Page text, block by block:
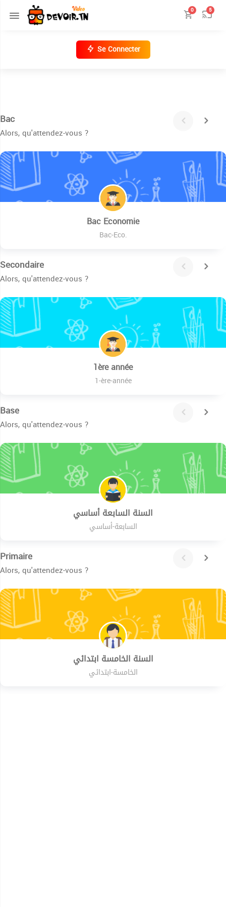
0 5
Se Connecter
Bac
Alors, qu'attendez-vous ?
Bac Economie
Bac-Eco.
Secondaire
Alors, qu'attendez-vous ?
1ère année
1-ère-année
Base
Alors, qu'attendez-vous ?
السنة السابعة أساسي
السابعة-أساسي
Primaire
Alors, qu'attendez-vous ?
السنة الخامسة ابتدائي
الخامسة-ابتدائي